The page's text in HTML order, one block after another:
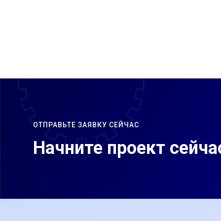
ОТПРАВЬТЕ ЗАЯВКУ СЕЙЧАС
Начните проект